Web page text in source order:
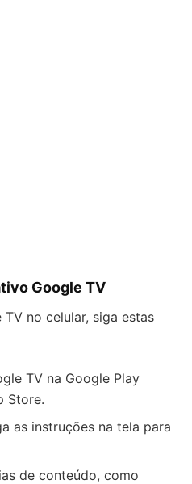
Google TV
no celular, siga estas
TV na Google Play
Store.
as instruções na tela para
de conteúdo, como